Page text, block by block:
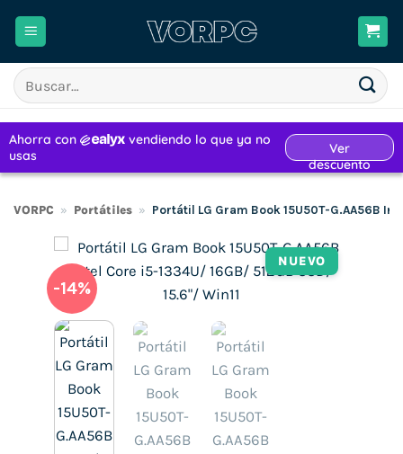
Buscar
por:
VORPC » Portátiles » Portátil LG Gram Book 15U50T-G.AA56B
NUEVO
-14%